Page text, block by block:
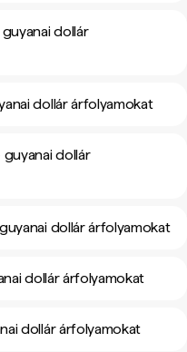
dollár
dollár árfolyamokat
dollár
dollár árfolyamokat
dollár árfolyamokat
dollár árfolyamokat